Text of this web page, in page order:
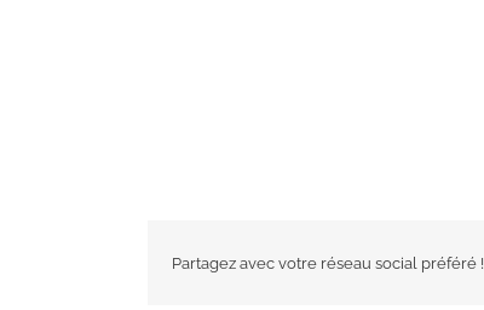
Partagez avec votre réseau social préféré !